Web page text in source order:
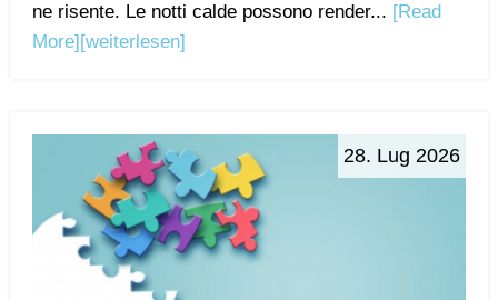
ne risente. Le notti calde possono render... [Read
More] [weiterlesen]
28. Lug 2026